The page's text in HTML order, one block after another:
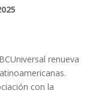
renueva
con la